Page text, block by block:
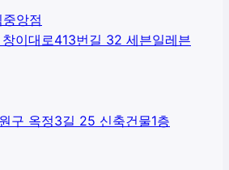
앙점
이대로413번길 32 세븐일레븐
구 옥정3길 25 신축건물1층